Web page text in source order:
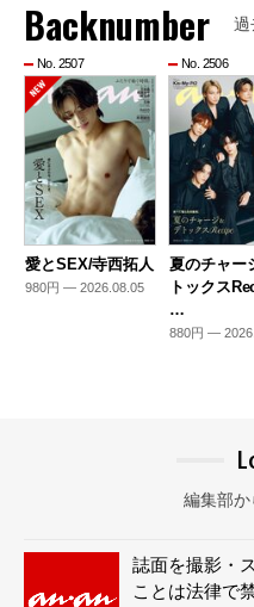
Backnumber 過
No. 2507
愛とSEX/寺西拓人
980円 — 2026.08.05
No. 2506
夏のチャー
トックス
…
880円 —
編集部
誌面を撮影・
ことは法律で